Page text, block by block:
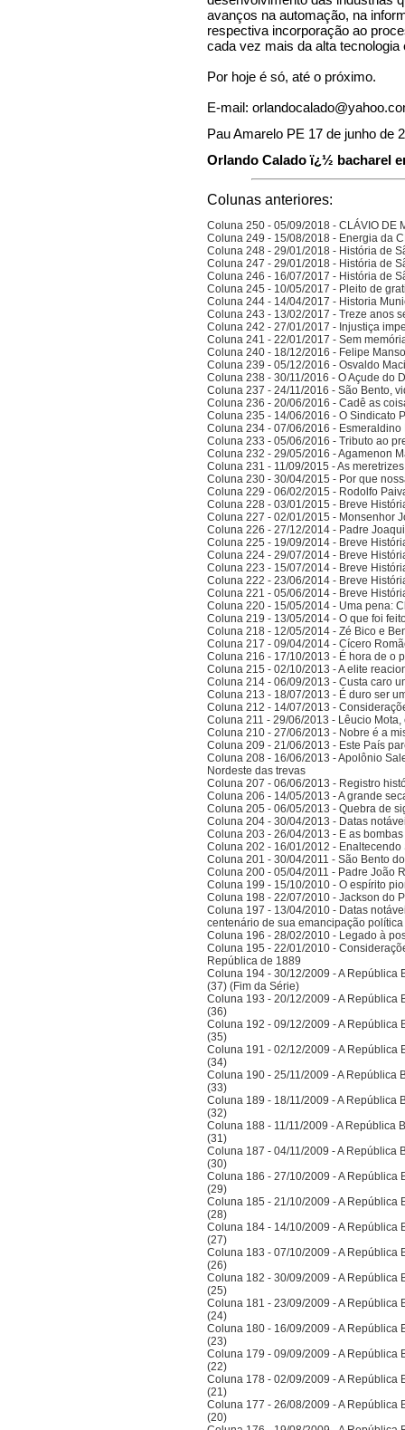
avanços na automação, na
respectiva incorporação ao
cada vez mais da alta
Por hoje é só, até o próximo.
E-mail:
Pau Amarelo PE 17 de junho de
Orlando Calado ï¿½ bacharel
Colunas anteriores:
Coluna 250 - 05/09/2018 - CLÁVIO DE
Coluna 249 - 15/08/2018 - Energia da
Coluna 248 - 29/01/2018 - História de
Coluna 247 - 29/01/2018 - História de
Coluna 246 - 16/07/2017 - História de
Coluna 245 - 10/05/2017 - Pleito de
Coluna 244 - 14/04/2017 - Historia
Coluna 243 - 13/02/2017 - Treze anos
Coluna 242 - 27/01/2017 - Injustiça
Coluna 241 - 22/01/2017 - Sem
Coluna 240 - 18/12/2016 - Felipe
Coluna 239 - 05/12/2016 - Osvaldo
Coluna 238 - 30/11/2016 - O Açude do
Coluna 237 - 24/11/2016 - São Bento,
Coluna 236 - 20/06/2016 - Cadê as
Coluna 235 - 14/06/2016 - O Sindicato
Coluna 234 - 07/06/2016 -
Coluna 233 - 05/06/2016 - Tributo ao
Coluna 232 - 29/05/2016 - Agamenon
Coluna 231 - 11/09/2015 - As
Coluna 230 - 30/04/2015 - Por que
Coluna 229 - 06/02/2015 - Rodolfo
Coluna 228 - 03/01/2015 - Breve
Coluna 227 - 02/01/2015 - Monsenhor
Coluna 226 - 27/12/2014 - Padre
Coluna 225 - 19/09/2014 - Breve
Coluna 224 - 29/07/2014 - Breve
Coluna 223 - 15/07/2014 - Breve
Coluna 222 - 23/06/2014 - Breve
Coluna 221 - 05/06/2014 - Breve
Coluna 220 - 15/05/2014 - Uma pena:
Coluna 219 - 13/05/2014 - O que foi
Coluna 218 - 12/05/2014 - Zé Bico e
Coluna 217 - 09/04/2014 - Cícero
Coluna 216 - 17/10/2013 - É hora de o
Coluna 215 - 02/10/2013 - A elite
Coluna 214 - 06/09/2013 - Custa caro
Coluna 213 - 18/07/2013 - É duro ser
Coluna 212 - 14/07/2013 -
Coluna 211 - 29/06/2013 - Lêucio
Coluna 210 - 27/06/2013 - Nobre é a
Coluna 209 - 21/06/2013 - Este País
Coluna 208 - 16/06/2013 - Apolônio
Nordeste das trevas
Coluna 207 - 06/06/2013 - Registro
Coluna 206 - 14/05/2013 - A grande
Coluna 205 - 06/05/2013 - Quebra de
Coluna 204 - 30/04/2013 - Datas
Coluna 203 - 26/04/2013 - E as
Coluna 202 - 16/01/2012 -
Coluna 201 - 30/04/2011 - São Bento
Coluna 200 - 05/04/2011 - Padre João
Coluna 199 - 15/10/2010 - O espírito
Coluna 198 - 22/07/2010 - Jackson do
Coluna 197 - 13/04/2010 - Datas
centenário de sua emancipação
Coluna 196 - 28/02/2010 - Legado à
Coluna 195 - 22/01/2010 -
República de 1889
Coluna 194 - 30/12/2009 - A República
(37) (Fim da Série)
Coluna 193 - 20/12/2009 - A República
(36)
Coluna 192 - 09/12/2009 - A República
(35)
Coluna 191 - 02/12/2009 - A República
(34)
Coluna 190 - 25/11/2009 - A República
(33)
Coluna 189 - 18/11/2009 - A República
(32)
Coluna 188 - 11/11/2009 - A República
(31)
Coluna 187 - 04/11/2009 - A República
(30)
Coluna 186 - 27/10/2009 - A República
(29)
Coluna 185 - 21/10/2009 - A República
(28)
Coluna 184 - 14/10/2009 - A República
(27)
Coluna 183 - 07/10/2009 - A República
(26)
Coluna 182 - 30/09/2009 - A República
(25)
Coluna 181 - 23/09/2009 - A República
(24)
Coluna 180 - 16/09/2009 - A República
(23)
Coluna 179 - 09/09/2009 - A República
(22)
Coluna 178 - 02/09/2009 - A República
(21)
Coluna 177 - 26/08/2009 - A República
(20)